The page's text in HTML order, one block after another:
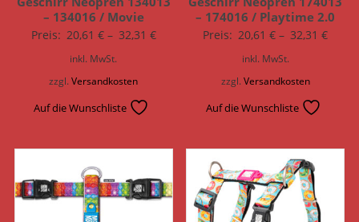
– 134016 / Movie
Preis: 20,61 €– 32,31 €
inkl. MwSt.
zzgl.Versandkosten
Auf die Wunschliste
– 174016 / Playtime 2.0
Preis: 20,61€ – 32,31€
inkl. MwSt.
zzgl.Versandkosten
Auf die Wunschliste